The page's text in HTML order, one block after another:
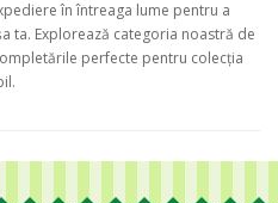
în întreaga lume pentru a
ta. Explorează categoria noastră de
perfecte pentru colecția